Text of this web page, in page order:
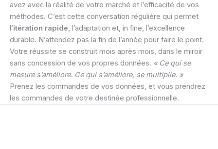
avez avec la réalité de votre marché et l’efficacité de vos
méthodes. C’est cette conversation régulière qui permet
l’itération rapide, l’adaptation et, in fine, l’excellence
durable. N’attendez pas la fin de l’année pour faire le point.
Votre réussite se construit mois après mois, dans le miroir
sans concession de vos propres données. « Ce qui se
mesure s’améliore. Ce qui s’améliore, se multiplie. »
Prenez les commandes de vos données, et vous prendrez
les commandes de votre destinée professionnelle.